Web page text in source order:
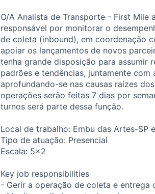
O/A Analista de Transporte - First Mile
responsável por monitorar o
de coleta (inbound), em coordenação
apoiar os lançamentos de novos
tenha grande disposição para assumir
padrões e tendências, juntamente
aprofundando-se nas causas raízes
operações serão feitas 7 dias por
turnos será parte dessa função.
Local de trabalho: Embu das Artes-SP
Tipo de atuação: Presencial
Escala: 5x2
Key job responsibilities
- Gerir a operação de coleta e